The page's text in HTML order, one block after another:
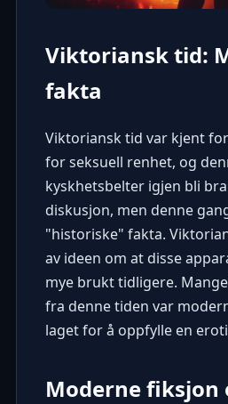
Viktoriansk tid:
fakta
Viktoriansk tid var kjent
for seksuell renhet, og
kyskhetsbelter igjen bli
diskusjon, men denne
"historiske" fakta.
av ideen om at disse
mye brukt tidligere.
fra denne tiden var
laget for å oppfylle en
Moderne